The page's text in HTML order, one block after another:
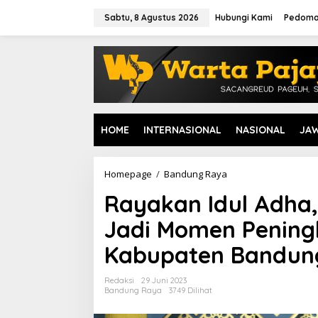
Sabtu, 8 Agustus 2026 Hubungi Kami
HOME INTERNASIONAL NASIONAL
Homepage / Bandung Raya
y
a
k
a
n
A
Rayakan Idul
Jadi Momen
Kabupaten
Redaksi
29 Juni 2023
Bandung Raya
3749 Dilihat